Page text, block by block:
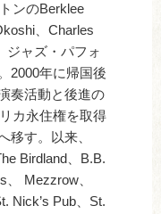
ンのBerklee
、Charles
ジャズ・パフォ
2000年に帰国後
奏活動と後進の
カ永住権を取得
移す。以来、
Birdland、B.B.
、 Mezzrow、
Nick’s Pub、St.